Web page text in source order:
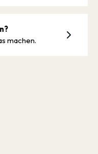
machen.